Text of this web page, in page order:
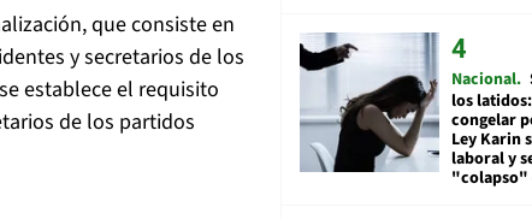
que consiste en
y secretarios de los
establece el requisito
de los partidos
Nacional
los
congelar
Ley Karin
laboral y
"colapso"